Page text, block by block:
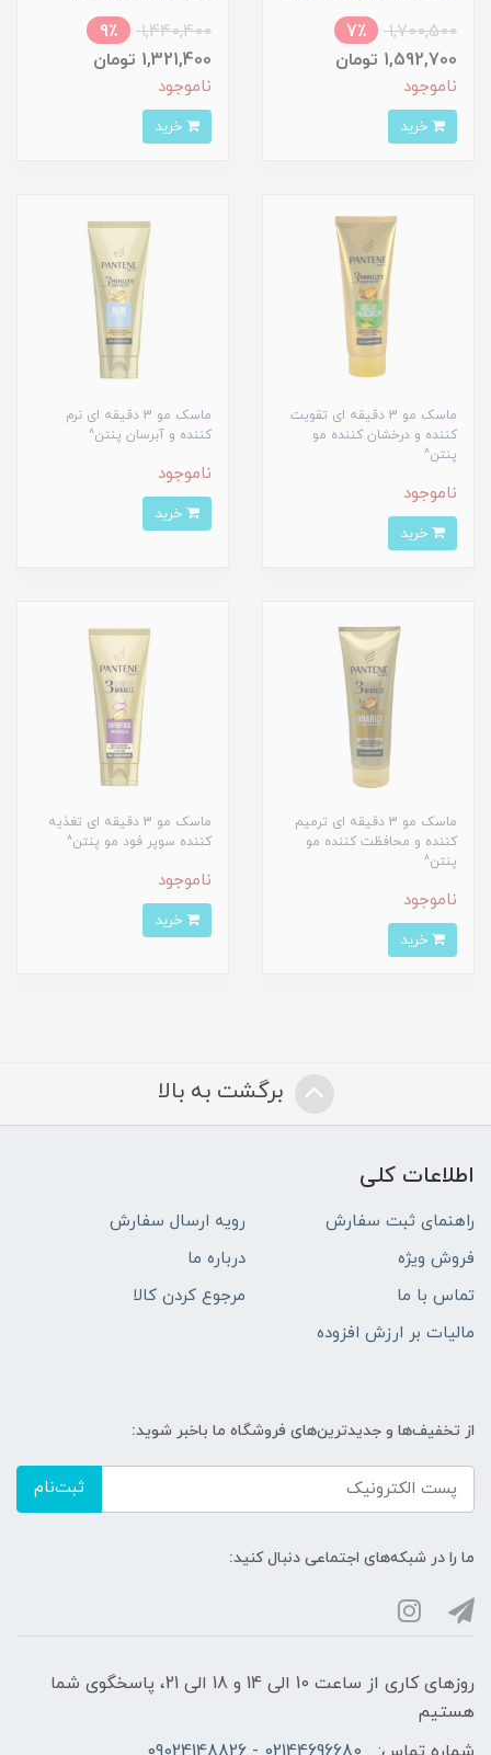
1,700,500
7٪
1,592,700 تومان
ناموجود
1,440,400
9٪
1,321,400 تومان
ناموجود
ماسک مو 3 دقیقه ای تقویت
کننده و درخشان کننده مو
پنتن^
ناموجود
ماسک مو 3 دقیقه ای نرم
کننده و آبرسان پنتن^
ناموجود
ماسک مو 3 دقیقه ای ترمیم
کننده و محافظت کننده مو
پنتن^
ناموجود
ماسک مو 3 دقیقه ای تغذیه
کننده سوپر فود مو پنتن^
ناموجود
برگشت به بالا
اطلاعات کلی
راهنمای ثبت سفارش
رویه ارسال سفارش
فروش ویژه
درباره ما
تماس با ما
مرجوع کردن کالا
مالیات بر ارزش افزوده
از تخفیف‌ها و جدیدترین‌های فروشگاه ما باخبر شوید:
ثبت‌نام
ما را در شبکه‌های اجتماعی دنبال کنید:
روزهای کاری از ساعت 10 الی 14 و 18 الی 21، پاسخگوی شما
هستیم